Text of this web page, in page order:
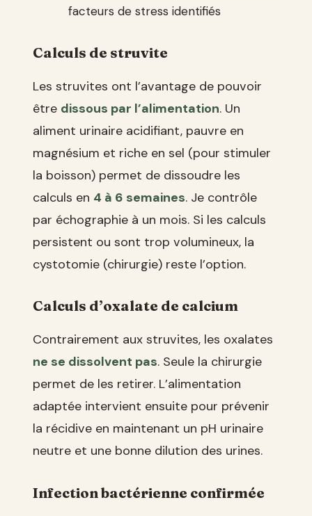
facteurs de stress identifiés
Calculs de struvite
Les struvites ont l’avantage de pouvoir
être dissous par l’alimentation. Un
aliment urinaire acidifiant, pauvre en
magnésium et riche en sel (pour stimuler
la boisson) permet de dissoudre les
calculs en 4 à 6 semaines. Je contrôle
par échographie à un mois. Si les calculs
persistent ou sont trop volumineux, la
cystotomie (chirurgie) reste l’option.
Calculs d’oxalate de calcium
Contrairement aux struvites, les oxalates
ne se dissolvent pas. Seule la chirurgie
permet de les retirer. L’alimentation
adaptée intervient ensuite pour prévenir
la récidive en maintenant un pH urinaire
neutre et une bonne dilution des urines.
Infection bactérienne confirmée